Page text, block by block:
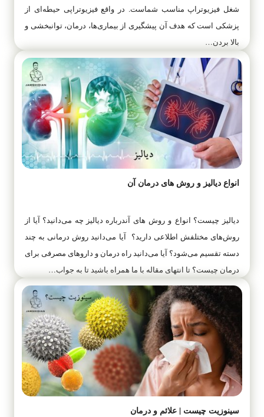
شغل فیزیوتراپ مناسب شماست. در واقع فیزیوتراپی حیطه‌ای از
پزشکی است که هدف آن پیشگیری از بیماری‌ها، درمان، توانبخشی و
بالا بردن…
انواع دیالیز و روش های درمان آن
دیالیز چیست؟ انواع و روش های آندرباره‌ دیالیز چه می‌دانید؟ آیا از
روش‌های مختلفش اطلاعی دارید؟ آیا می‌دانید روش درمانی به چند
دسته تقسیم می‌شود؟ آیا می‌دانید راه درمان و داروهای مصرفی برای
درمان چیست؟ تا انتهای مقاله با ما همراه باشید تا به جواب…
سینوزیت چیست | علائم و درمان